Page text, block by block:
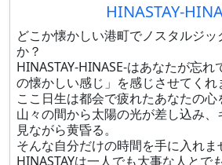
HINASTAY-
どこか懐かしい港町でノスタルジ
か？
HINASTAY-HINASE-はあなたが忘
の懐かしい感じ」を感じさせてくれ
ここ日生は都会で疲れたあなたの心
山々の間から太陽の光が差し込み
見ながら黄昏る。
そんな自分だけの時間を手に入れま
HINASTAYは一人でも大事な人とで